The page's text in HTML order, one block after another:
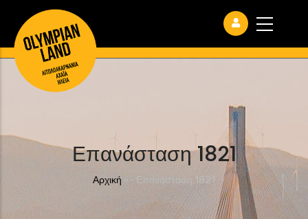
Επανάσταση 1821
Breadcrumb
Αρχική - - Επανάσταση 1821